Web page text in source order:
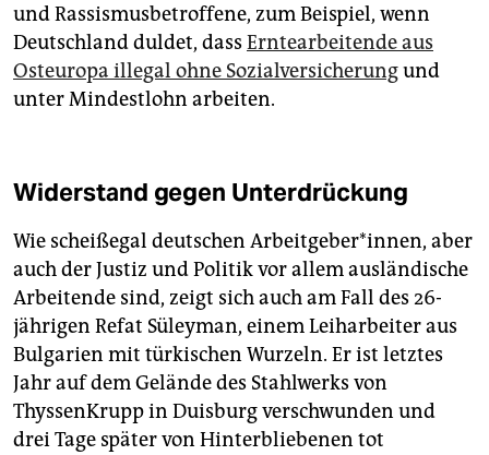
und Rassismusbetroffene, zum Beispiel, wenn
Deutschland duldet, dass Erntearbeitende aus
Osteuropa illegal ohne Sozialversicherungund
unter Mindestlohn arbeiten.
Widerstand gegen Unterdrückung
Wie scheißegal deutschen Arbeitgeber*innen, aber
auch der Justiz und Politik vor allem ausländische
Arbeitende sind, zeigt sich auch am Fall des 26-
jährigen Refat Süleyman, einem Leiharbeiter aus
Bulgarien mit türkischen Wurzeln. Er ist letztes
Jahr auf dem Gelände des Stahlwerks von
ThyssenKrupp in Duisburg verschwunden und
drei Tage später von Hinterbliebenen tot